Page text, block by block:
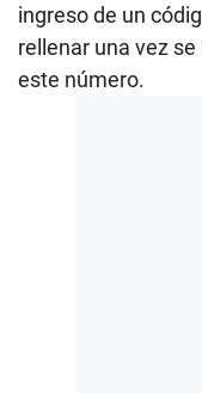
ingreso de un
rellenar una vez
este número.